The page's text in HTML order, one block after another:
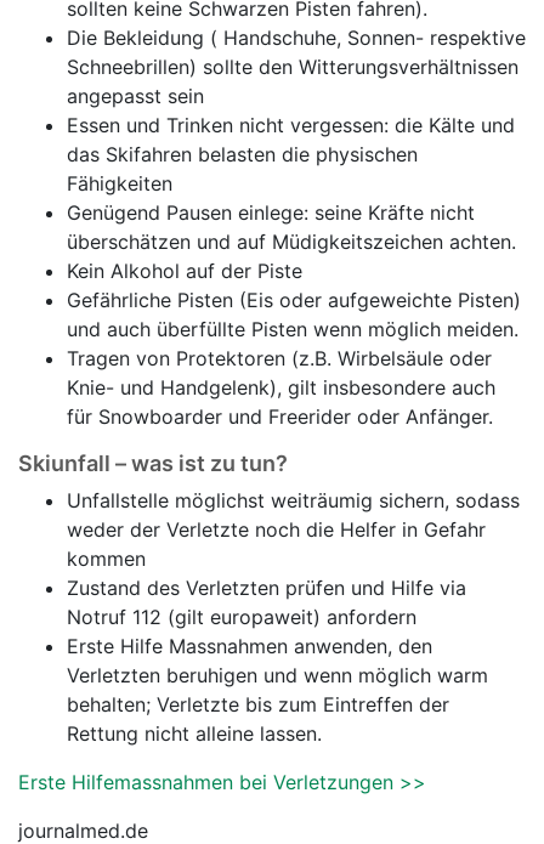
sollten keine Schwarzen Pisten fahren).
Die Bekleidung ( Handschuhe, Sonnen- respektive
Schneebrillen) sollte den Witterungsverhältnissen
angepasst sein
Essen und Trinken nicht vergessen: die Kälte und
das Skifahren belasten die physischen
Fähigkeiten
Genügend Pausen einlege: seine Kräfte nicht
überschätzen und auf Müdigkeitszeichen achten.
Kein Alkohol auf der Piste
Gefährliche Pisten (Eis oder aufgeweichte Pisten)
und auch überfüllte Pisten wenn möglich meiden.
Tragen von Protektoren (z.B. Wirbelsäule oder
Knie- und Handgelenk), gilt insbesondere auch
für Snowboarder und Freerider oder Anfänger.
Skiunfall – was ist zu tun?
Unfallstelle möglichst weiträumig sichern, sodass
weder der Verletzte noch die Helfer in Gefahr
kommen
Zustand des Verletzten prüfen und Hilfe via
Notruf 112 (gilt europaweit) anfordern
Erste Hilfe Massnahmen anwenden, den
Verletzten beruhigen und wenn möglich warm
behalten; Verletzte bis zum Eintreffen der
Rettung nicht alleine lassen.
Erste Hilfemassnahmen bei Verletzungen >>
journalmed.de